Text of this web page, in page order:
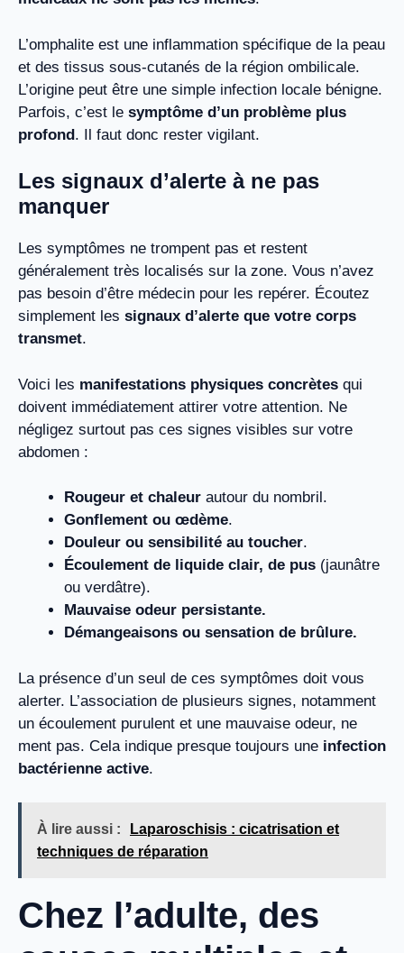
L’omphalite est une inflammation spécifique de la peau
et des tissus sous-cutanés de la région ombilicale.
L’origine peut être une simple infection locale bénigne.
Parfois, c’est le symptôme d’un problème plus
profond. Il faut donc rester vigilant.
Les signaux d’alerte à ne pas
manquer
Les symptômes ne trompent pas et restent
généralement très localisés sur la zone. Vous n’avez
pas besoin d’être médecin pour les repérer. Écoutez
simplement les signaux d’alerte que votre corps
transmet.
Voici les manifestations physiques concrètes qui
doivent immédiatement attirer votre attention. Ne
négligez surtout pas ces signes visibles sur votre
abdomen :
Rougeur et chaleur autour du nombril.
Gonflement ou œdème.
Douleur ou sensibilité au toucher.
Écoulement de liquide clair, de pus (jaunâtre
ou verdâtre).
Mauvaise odeur persistante.
Démangeaisons ou sensation de brûlure.
La présence d’un seul de ces symptômes doit vous
alerter. L’association de plusieurs signes, notamment
un écoulement purulent et une mauvaise odeur, ne
ment pas. Cela indique presque toujours une infection
bactérienne active.
À lire aussi :
Laparoschisis : cicatrisation et
techniques de réparation
Chez l’adulte, des